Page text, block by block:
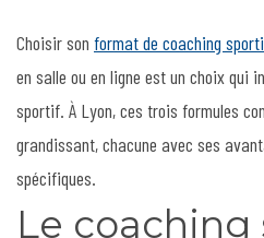
Choisir son format de coaching
en salle ou en ligne est un choix qui
sportif. À Lyon, ces trois formules
grandissant, chacune avec ses
spécifiques.
Le coaching